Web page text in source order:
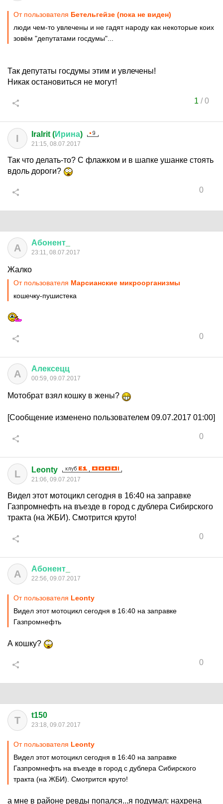
От пользователя Бетельгейзе (пока не виден)
люди чем-то увлечены и не гадят народу как некоторые коих
зовём "депутатами госдумы"...
Так депутаты госдумы этим и увлечены!
Никак остановиться не могут!
1 /0
I IraIrit (Ирина)
21:15, 08.07.2017
Так что делать-то? С флажком и в шапке ушанке стоять
вдоль дороги?
0
А Абонент
23:11, 08.07.2017
Жалко
От пользователя Марсианские микроорганизмы
кошечку-пушистека
0
А Алексецц
00:59, 09.07.2017
Мотобрат взял кошку в жены?
[Сообщение изменено пользователем 09.07.2017 01:00]
0
L Leonty
21:06, 09.07.2017
Видел этот мотоцикл сегодня в 16:40 на заправке
Газпромнефть на въезде в город с дублера Сибирского
тракта (на ЖБИ). Смотрится круто!
0
А Абонент
22:56, 09.07.2017
От пользователя Leonty
Видел этот мотоцикл сегодня в 16:40 на заправке
Газпромнефть
А кошку?
0
T t150
23:18, 09.07.2017
От пользователя Leonty
Видел этот мотоцикл сегодня в 16:40 на заправке
Газпромнефть на въезде в город с дублера Сибирского
тракта (на ЖБИ). Смотрится круто!
а мне в районе ревды попался...я подумал: нахрена